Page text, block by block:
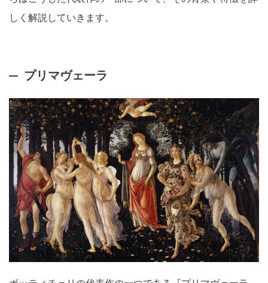
しく解説していきます。
プリマヴェーラ